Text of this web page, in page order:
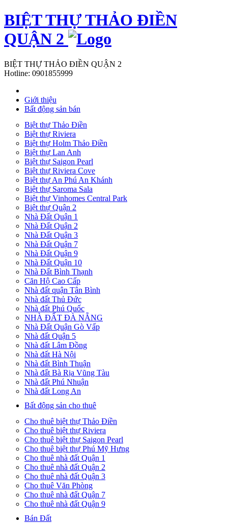
BIỆT THỰ THẢO ĐIỀN
QUẬN 2
BIỆT THỰ THẢO ĐIỀN QUẬN 2
Hotline: 0901855999
Giới thiệu
Bất động sản bán
Biệt thự Thảo Điền
Biệt thự Riviera
Biệt thự Holm Thảo Điền
Biệt thự Lan Anh
Biệt thự Saigon Pearl
Biệt thự Riviera Cove
Biệt thự An Phú An Khánh
Biệt thự Saroma Sala
Biệt thự Vinhomes Central Park
Biệt thự Quận 2
Nhà Đất Quận 1
Nhà Đất Quận 2
Nhà Đất Quận 3
Nhà Đất Quận 7
Nhà Đất Quận 9
Nhà Đất Quận 10
Nhà Đất Bình Thạnh
Căn Hộ Cao Cấp
Nhà đất quận Tân Bình
Nhà đất Thủ Đức
Nhà đất Phú Quốc
NHÀ ĐẤT ĐÀ NẴNG
Nhà Đất Quận Gò Vấp
Nhà đất Quận 5
Nhà đất Lâm Đồng
Nhà đất Hà Nội
Nhà đất Bình Thuận
Nhà đất Bà Rịa Vũng Tàu
Nhà đất Phú Nhuận
Nhà đất Long An
Bất động sản cho thuê
Cho thuê biệt thự Thảo Điền
Cho thuê biệt thự Riviera
Cho thuê biệt thự Saigon Pearl
Cho thuê biệt thự Phú Mỹ Hưng
Cho thuê nhà đất Quận 1
Cho thuê nhà đất Quận 2
Cho thuê nhà đất Quận 3
Cho thuê Văn Phòng
Cho thuê nhà đất Quận 7
Cho thuê nhà đất Quận 9
Bán Đất